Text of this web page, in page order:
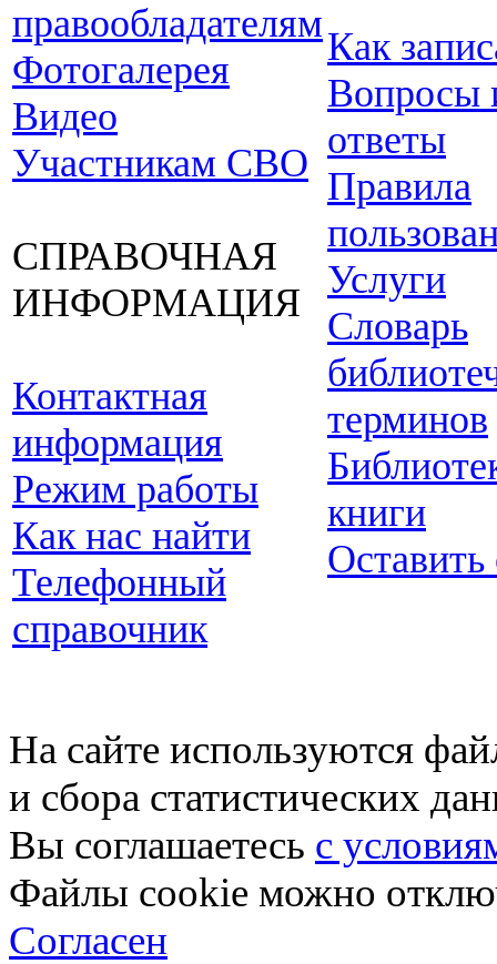
правообладателям
Фотогалерея
Видео
Участникам СВО
СПРАВОЧНАЯ
ИНФОРМАЦИЯ
Контактная
информация
Режим работы
Как нас найти
Телефонный
справочник
Как
Вопросы
ответы
Правила
Услуги
Словарь
терминов
книги
Оставить
На сайте используются
и сбора статистических
Вы соглашаетесь с
Файлы cookie можно
Согласен